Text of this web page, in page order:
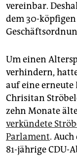
vereinbar.
dem 30-
Um einen
verhindern,
auf eine erneute
Chrisitan
zehn Monate
verkündete
Parlament.
81-jährige CDU-